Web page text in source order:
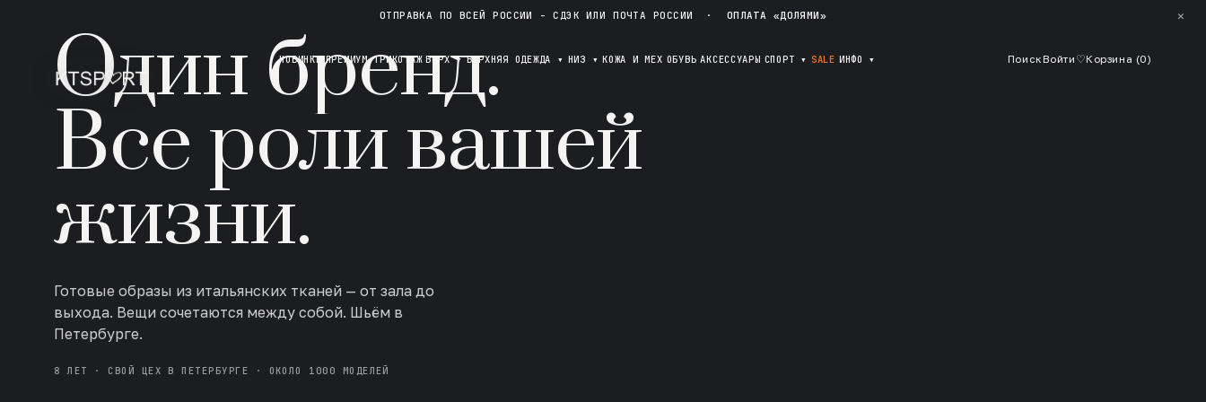
ОТПРАВКА ПО ВСЕЙ РОССИИ - СДЭК ИЛИ ПОЧТА РОССИИ · ОПЛАТА «ДОЛЯМИ» ✕
НОВИНКИ ПРЕМИУМ ТРИКОТАЖ ВЕРХ▾ ВЕРХНЯЯ ОДЕЖДА ▾ НИЗ ▾ КОЖА И МЕХ ОБУВЬ АКСЕССУАРЫ СПОРТ ▾ SALE ИНФО ▾ ПоискВойти ♡Корзина (0)
Один бренд.
Все роли вашей
жизни.
Готовые образы из итальянских тканей — от зала до
выхода. Вещи сочетаются между собой. Шьём в
Петербурге.
8 ЛЕТ · СВОЙ ЦЕХ В ПЕТЕРБУРГЕ · ОКОЛО 1000 МОДЕЛЕЙ